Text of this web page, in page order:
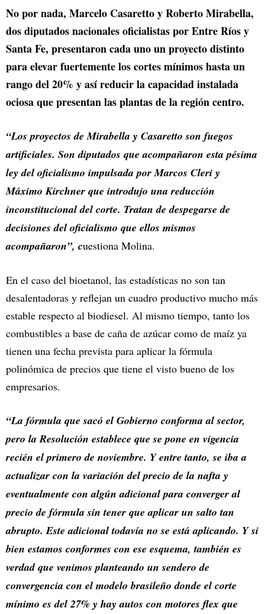
No por nada, Marcelo Casaretto y Roberto Mirabella,
dos diputados nacionales oficialistas por Entre Ríos y
Santa Fe, presentaron cada uno un proyecto distinto
para elevar fuertemente los cortes mínimos hasta un
rango del 20% y así reducir la capacidad instalada
ociosa que presentan las plantas de la región centro.
“Los proyectos de Mirabella y Casaretto son fuegos
artificiales. Son diputados que acompañaron esta pésima
ley del oficialismo impulsada por Marcos Cleri y
Máximo Kirchner que introdujo una reducción
inconstitucional del corte. Tratan de despegarse de
decisiones del oficialismo que ellos mismos
acompañaron”, cuestiona Molina.
En el caso del bioetanol, las estadísticas no son tan
desalentadoras y reflejan un cuadro productivo mucho más
estable respecto al biodiesel. Al mismo tiempo, tanto los
combustibles a base de caña de azúcar como de maíz ya
tienen una fecha prevista para aplicar la fórmula
polinómica de precios que tiene el visto bueno de los
empresarios.
“La fórmula que sacó el Gobierno conforma al sector,
pero la Resolución establece que se pone en vigencia
recién el primero de noviembre. Y entre tanto, se iba a
actualizar con la variación del precio de la nafta y
eventualmente con algún adicional para converger al
precio de fórmula sin tener que aplicar un salto tan
abrupto. Este adicional todavía no se está aplicando. Y si
bien estamos conformes con ese esquema, también es
verdad que venimos planteando un sendero de
convergencia con el modelo brasileño donde el corte
mínimo es del 27% y hay autos con motores flex que